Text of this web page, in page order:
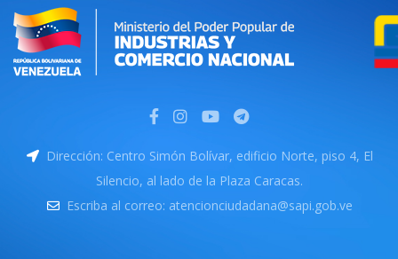
Dirección: Centro Simón Bolívar, edificio Norte, piso 4, El
Silencio, al lado de la Plaza Caracas.
Escriba al correo: atencionciudadana@sapi.gob.ve